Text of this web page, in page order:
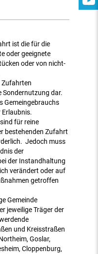
ist die für die
oder geeignete
oder von nicht-
dar.
Gemeingebrauchs
für reine
bestehenden Zufahrt
Jedoch muss
der
der Instandhaltung
verändert oder auf
getroffen
Gemeinde
jeweilige Träger der
und Kreisstraßen
Goslar,
Cloppenburg,